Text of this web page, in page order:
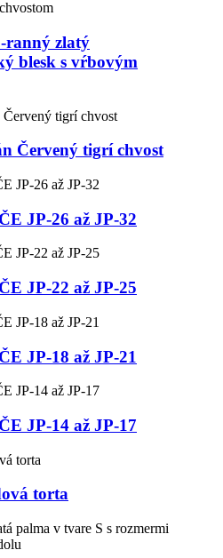
ranný zlatý
blesk s vŕbovým
Červený tigrí chvost
JP-26 až JP-32
JP-22 až JP-25
JP-18 až JP-21
JP-14 až JP-17
torta